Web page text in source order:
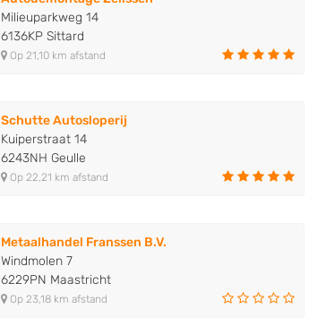
Milieuparkweg 14
6136KP Sittard
Op 21,10 km afstand
Schutte Autosloperij
Kuiperstraat 14
6243NH Geulle
Op 22,21 km afstand
Metaalhandel Franssen B.V.
Windmolen 7
6229PN Maastricht
Op 23,18 km afstand